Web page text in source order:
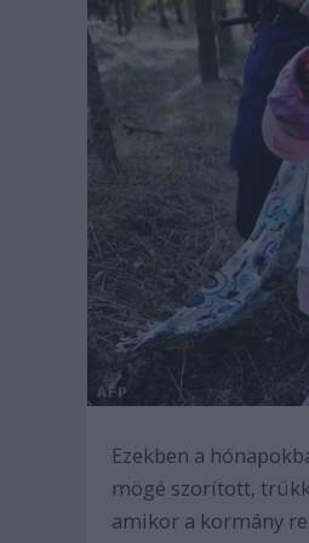
Ezekben a
mögé szorított,
amikor a kormány